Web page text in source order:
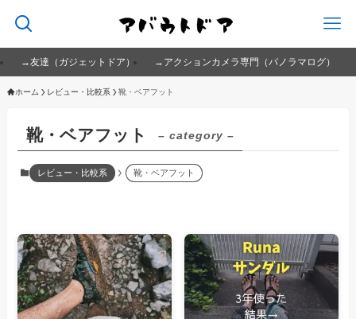
→友達（ガジェットドア） →アクションカメラ専門（パノラマログ）
ホーム レビュー・比較系 靴・ベアフット
靴・ベアフット – category –
レビュー・比較系 靴・ベアフット